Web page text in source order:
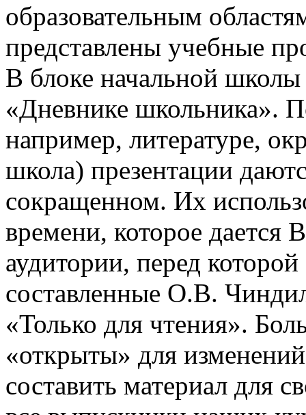
образовательным
представлены учебные
В блоке начальной
«Дневнике школьника».
например, литературе,
школа) презентации
сокращенном. Их
времени, которое дается
аудитории, перед
составленные О.В.
«Только для чтения».
«открыты» для
составить материал для